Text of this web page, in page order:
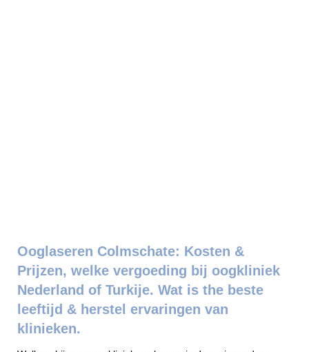
Ooglaseren Colmschate: Kosten &
Prijzen, welke vergoeding bij oogkliniek
Nederland of Turkije. Wat is the beste
leeftijd & herstel ervaringen van
klinieken.